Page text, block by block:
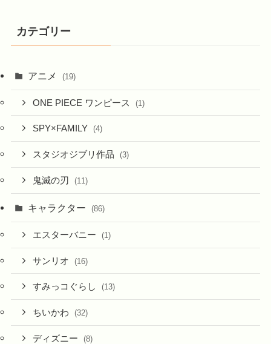
ブ
カテゴリー
アニメ (19)
ONE PIECE ワンピース (1)
SPY×FAMILY (4)
スタジオジブリ作品 (3)
鬼滅の刃 (11)
キャラクター (86)
エスターバニー (1)
サンリオ (16)
すみっコぐらし (13)
ちいかわ (32)
ディズニー (8)